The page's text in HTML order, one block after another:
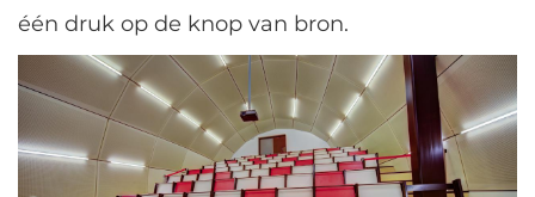
één druk op de knop van bron.